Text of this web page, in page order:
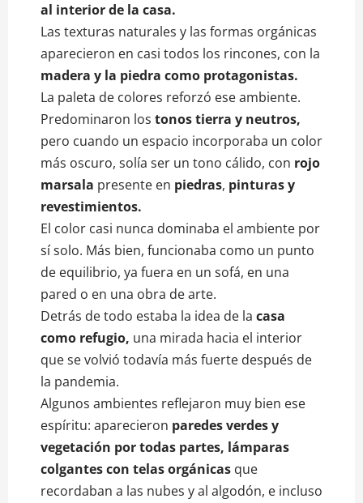
al interior de la casa.
Las texturas naturales y las formas orgánicas
aparecieron en casi todos los rincones, con la
madera y la piedra como protagonistas.
La paleta de colores reforzó ese ambiente.
Predominaron los tonos tierra y neutros,
pero cuando un espacio incorporaba un color
más oscuro, solía ser un tono cálido, con rojo
marsala presente en piedras, pinturas y
revestimientos.
El color casi nunca dominaba el ambiente por
sí solo. Más bien, funcionaba como un punto
de equilibrio, ya fuera en un sofá, en una
pared o en una obra de arte.
Detrás de todo estaba la idea de la casa
como refugio, una mirada hacia el interior
que se volvió todavía más fuerte después de
la pandemia.
Algunos ambientes reflejaron muy bien ese
espíritu: aparecieron paredes verdes y
vegetación por todas partes, lámparas
colgantes con telas orgánicas que
recordaban a las nubes y al algodón, e incluso